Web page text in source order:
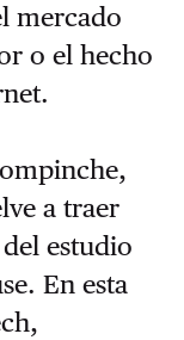
mercado
o el hecho
a traer
estudio
En esta